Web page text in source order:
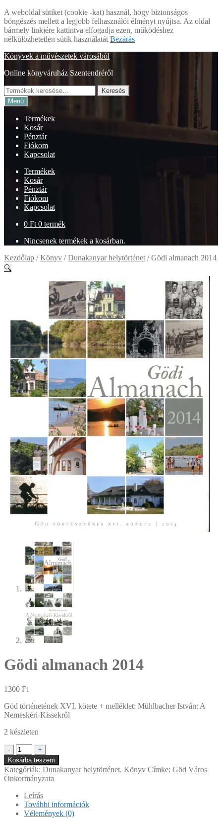
A weboldal sütiket (cookie -kat) használ, hogy biztonságos
böngészés mellett a legjobb felhasználói élményt nyújtsa. Az oldal
bármely linkjére kattintva elfogadja ezen, működéshez
nélkülözhetetlen sütik használatát Bezárás
Ugrás
navigációhoz
Kilépés
tartalomba
Könyvek a művészetek városából
Online könyváruház Szentendréről
Keresés
a
következőre:
Keresés
Menü
Termékek
Kosár
Pénztár
Fiókom
Kapcsolat
Termékek
Kosár
Pénztár
Fiókom
Kapcsolat
0 Ft 0 termék
Nincsenek termékek a kosárban.
Kezdőlap /Könyv /Dunakanyar helytörténet /Gödi almanach 2014
🔍
Gödi almanach 2014
1300 Ft
Göd történetének XVI. kötete + melléklet: Mühlbacher István: A
Nemeskéri-Kissekről
2 készleten
-
Gödi
almanach
2014
mennyiség
+
Kosárba teszem
Kategóriák: Dunakanyar helytörténet, Könyv Címke: Göd Város
Önkormányzata
Leírás
További információk
Vélemények (0)